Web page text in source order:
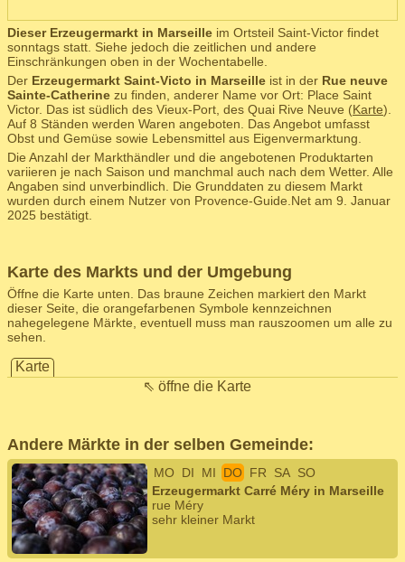
Dieser Erzeugermarkt in Marseille im Ortsteil Saint-Victor findet
sonntags statt. Siehe jedoch die zeitlichen und andere
Einschränkungen oben in der Wochentabelle.
Der Erzeugermarkt Saint-Victo in Marseille ist in der Rue neuve
Sainte-Catherine zu finden, anderer Name vor Ort: Place Saint
Victor. Das ist südlich des Vieux-Port, des Quai Rive Neuve (Karte).
Auf 8 Ständen werden Waren angeboten. Das Angebot umfasst
Obst und Gemüse sowie Lebensmittel aus Eigenvermarktung.
Die Anzahl der Markthändler und die angebotenen Produktarten
variieren je nach Saison und manchmal auch nach dem Wetter. Alle
Angaben sind unverbindlich. Die Grunddaten zu diesem Markt
wurden durch einem Nutzer von Provence-Guide.Net am 9. Januar
2025 bestätigt.
Karte des Markts und der Umgebung
Öffne die Karte unten. Das braune Zeichen markiert den Markt
dieser Seite, die orangefarbenen Symbole kennzeichnen
nahegelegene Märkte, eventuell muss man rauszoomen um alle zu
sehen.
Karte
⇖ öffne die Karte
Andere Märkte in der selben Gemeinde:
MO DI MI DO FR SA SO
Erzeugermarkt Carré Méry in Marseille
rue Méry
sehr kleiner Markt